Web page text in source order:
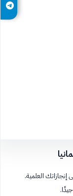
العلمية.